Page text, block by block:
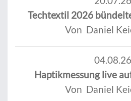
Techtextil 2026
Von Daniel
04.08.26
Haptikmessung live
Von Daniel